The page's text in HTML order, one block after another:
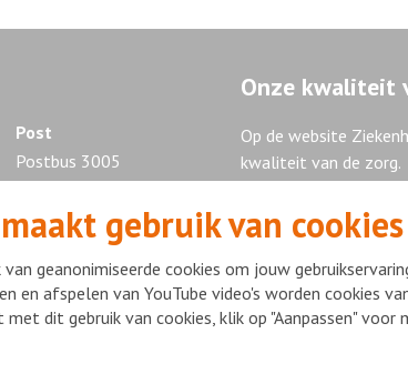
Post
Postbus 3005
1300 EG Almere
Onze kwaliteit
Op de website
kwaliteit van de zorg.
Ziekenhuischeck
mijnFlevoziekenhuis Copyright Flevoziekenhuis 2026
gebruik van cookies
geanonimiseerde cookies om jouw
en afspelen van YouTube video's worden cookies
met dit gebruik van cookies, klik op "Aanpassen"